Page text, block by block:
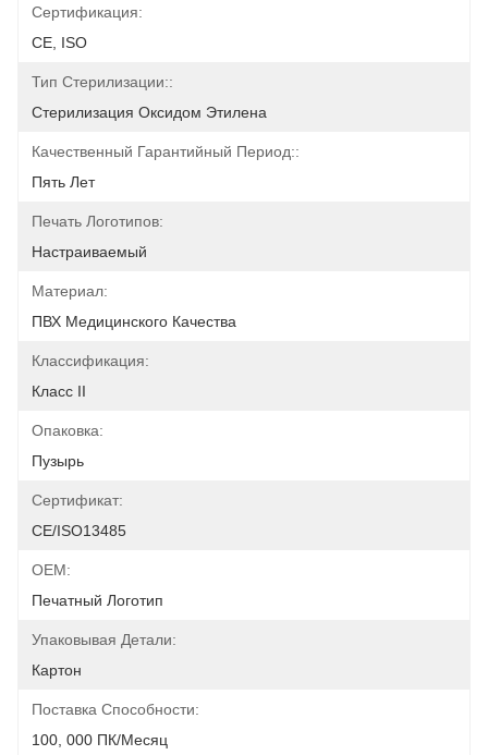
Сертификация:
CE, ISO
Тип Стерилизации::
Стерилизация Оксидом Этилена
Качественный Гарантийный Период::
Пять Лет
Печать Логотипов:
Настраиваемый
Материал:
ПВХ Медицинского Качества
Классификация:
Класс II
Опаковка:
Пузырь
Сертификат:
CE/ISO13485
OEM:
Печатный Логотип
Упаковывая Детали:
Картон
Поставка Способности:
100, 000 ПК/месяц